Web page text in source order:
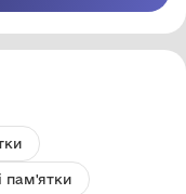
пам'ятки